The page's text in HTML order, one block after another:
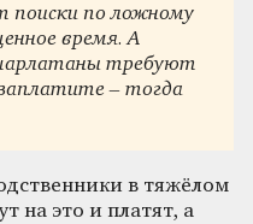
поиски по ложному
время. А
требуют
заплатите – тогда
в тяжёлом
на это и платят, а